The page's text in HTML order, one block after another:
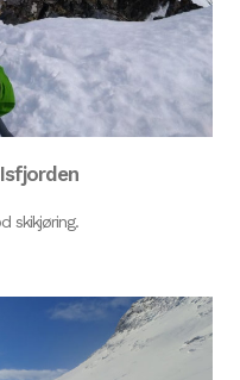
skikjøring.